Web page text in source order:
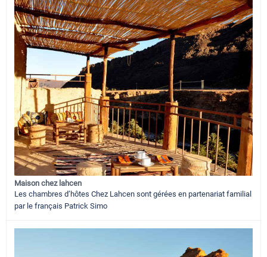
Maison chez lahcen
Les chambres d’hôtes Chez Lahcen sont gérées en partenariat familial
par le français Patrick Simo